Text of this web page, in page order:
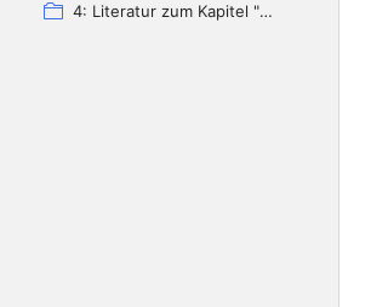
4: Literatur zum Kapitel "Empfehlungen zum Studium der Geschichte der Familienerziehung" von Ulrich Herrmann (in: Die Familienerziehung)